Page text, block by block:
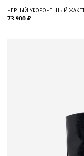
ЧЕРНЫЙ УКОРОЧЕННЫЙ ЖАКЕТ
73 900 ₽